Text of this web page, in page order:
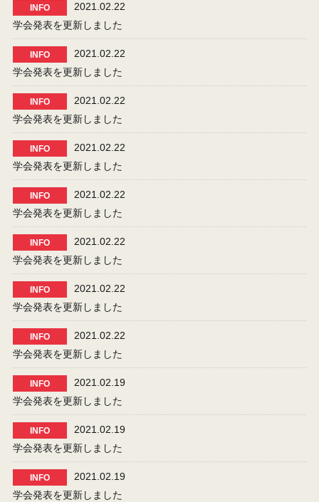
INFO
2021.02.22
学会発表を更新しました
INFO
2021.02.22
学会発表を更新しました
INFO
2021.02.22
学会発表を更新しました
INFO
2021.02.22
学会発表を更新しました
INFO
2021.02.22
学会発表を更新しました
INFO
2021.02.22
学会発表を更新しました
INFO
2021.02.22
学会発表を更新しました
INFO
2021.02.22
学会発表を更新しました
INFO
2021.02.19
学会発表を更新しました
INFO
2021.02.19
学会発表を更新しました
INFO
2021.02.19
学会発表を更新しました